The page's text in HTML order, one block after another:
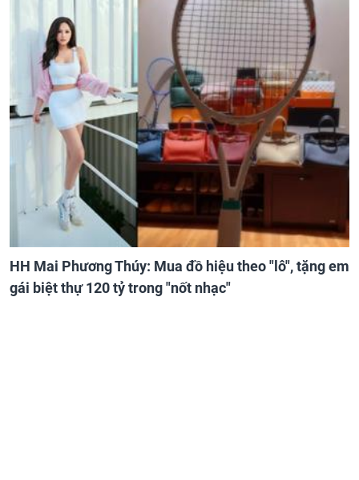
HH Mai Phương Thúy: Mua đồ hiệu theo "lô", tặng em
gái biệt thự 120 tỷ trong "nốt nhạc"